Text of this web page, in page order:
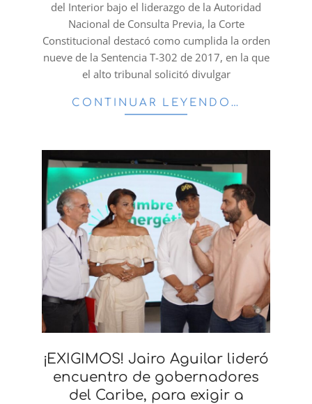
del Interior bajo el liderazgo de la Autoridad
Nacional de Consulta Previa, la Corte
Constitucional destacó como cumplida la orden
nueve de la Sentencia T-302 de 2017, en la que
el alto tribunal solicitó divulgar
CONTINUAR LEYENDO…
¡EXIGIMOS! Jairo Aguilar lideró
encuentro de gobernadores
del Caribe, para exigir a